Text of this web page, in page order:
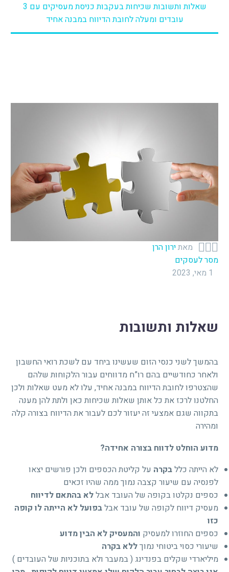
שאלות ותשובות שכיחות בעקבות כניסת מעסיקים עם 3
עובדים ומעלה לחובת הדיווח במבנה אחיד
 מאתירון הרן
מסר לעסקים
1 מאי, 2023
שאלות ותשובות
בהמשך לשני כנסי הזום שעשינו ביחד עם לשכת רואי החשבון
ולאחר כחודשיים בהם רו”ח מדווחים עבור הלקוחות שלהם
שהצטרפו לחובת הדיווח במבנה אחיד, עלו לא מעט שאלות ולכן
החלטנו לרכז את כל אותן שאלות שכיחות כאן ולתת להן מענה
בתקווה שגם אמצעי זה יעזור לכם לעבור את הדיווח בצורה קלה
ומהירה
מדוע הוחלט לדווח בצורה אחידה?
לא הייתה כללבקרה על קליטת הכספים ולכן פורשים יצאו
לפנסיה עם שיעור קצבה נמוך ממה שהיו זכאים
כספים נקלטו בקופה של העובד אבללא בהתאם לדיווח
מעסיק דיווח לקופה של עובד אבלבפועל לא הייתה לו קופה
כזו
כספים החוזרו למעסיק והמעסיק לא הבין מדוע
שיעורי כסוי ביטוחי נמוךללא בקרה
מיליארדי שקלים בפנדינג ( במעבר ולא בתוכניות של העובדים )